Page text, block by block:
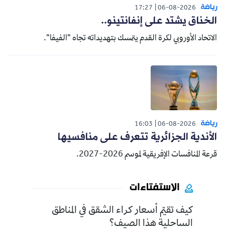
رياضة 06-08-2026
17:27
الخناق يشتد على إنفانتينو..
الاتحاد الأوروبي لكرة القدم يتمسك بتهديداته تجاه "الفيفا".
رياضة 06-08-2026
16:03
الأندية الجزائرية تتعرف على منافسيها
قرعة المنافسات الإفريقية لموسم 2026-2027.
الاستفتاءات
كيف تقيّم أسعار كراء الشقق في المناطق
الساحلية هذا الصيف؟